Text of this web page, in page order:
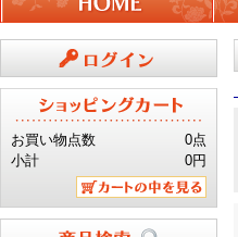
ログイン
お買い物点数
0点
小計
0円
カートの中を見る